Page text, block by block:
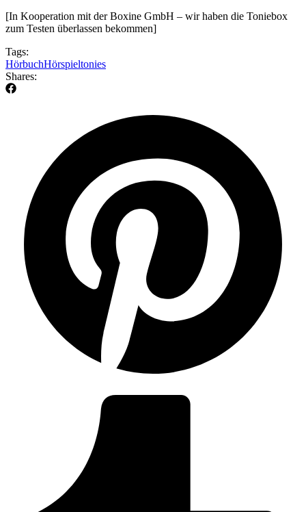
[In Kooperation mit der Boxine GmbH – wir haben die Toniebox
zum Testen überlassen bekommen]
Tags:
HörbuchHörspieltonies
Shares: